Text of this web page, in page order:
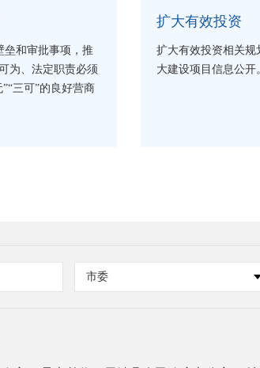
垒和审批事项，推
为、法定职责必须
三可”的良好营商
扩大有效投资
扩大有效投资相关规
大建设项目信息公开。
市委